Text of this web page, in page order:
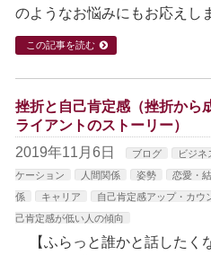
のようなお悩みにもお応えし
この記事を読む
挫折と自己肯定感（挫折から
ライアントのストーリー）
2019年11月6日
ブログ ビジネ
ケーション
人間関係 姿勢 恋愛・
係
キャリア 自己肯定感アップ・カウ
己肯定感が低い人の傾向
【ふらっと誰かと話したく